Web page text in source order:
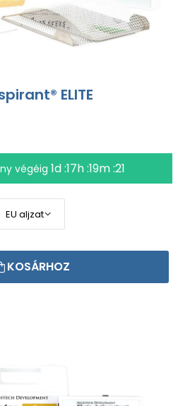
ELITE
végéig 1d :17h :19m :20
KOSÁRHOZ